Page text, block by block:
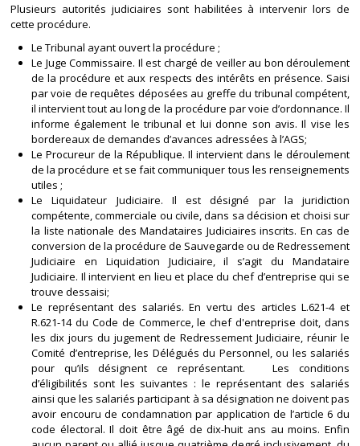
Plusieurs autorités judiciaires sont habilitées à intervenir lors de
cette procédure.
Le Tribunal ayant ouvert la procédure ;
Le Juge Commissaire. Il est chargé de veiller au bon déroulement
de la procédure et aux respects des intérêts en présence. Saisi
par voie de requêtes déposées au greffe du tribunal compétent,
il intervient tout au long de la procédure par voie d’ordonnance. Il
informe également le tribunal et lui donne son avis. Il vise les
bordereaux de demandes d’avances adressées à l’AGS;
Le Procureur de la République. Il intervient dans le déroulement
de la procédure et se fait communiquer tous les renseignements
utiles ;
Le Liquidateur Judiciaire. Il est désigné par la juridiction
compétente, commerciale ou civile, dans sa décision et choisi sur
la liste nationale des Mandataires Judiciaires inscrits. En cas de
conversion de la procédure de Sauvegarde ou de Redressement
Judiciaire en Liquidation Judiciaire, il s’agit du Mandataire
Judiciaire. Il intervient en lieu et place du chef d’entreprise qui se
trouve dessaisi;
Le représentant des salariés. En vertu des articles L.621-4 et
R.621-14 du Code de Commerce, le chef d'entreprise doit, dans
les dix jours du jugement de Redressement Judiciaire, réunir le
Comité d’entreprise, les Délégués du Personnel, ou les salariés
pour qu’ils désignent ce représentant. Les conditions
d’éligibilités sont les suivantes : le représentant des salariés
ainsi que les salariés participant à sa désignation ne doivent pas
avoir encouru de condamnation par application de l’article 6 du
code électoral. Il doit être âgé de dix-huit ans au moins. Enfin